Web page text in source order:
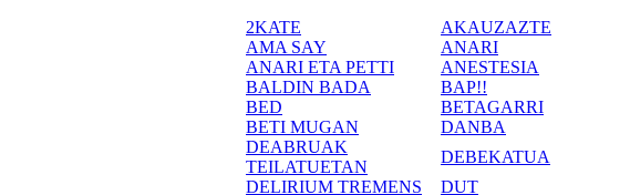
2KATE
AKAUZAZTE
AMA SAY
ANARI
ANARI ETA PETTI
ANESTESIA
BALDIN BADA
BAP!!
BED
BETAGARRI
BETI MUGAN
DANBA
DEABRUAK
TEILATUETAN
DEBEKATUA
DELIRIUM TREMENS
DUT